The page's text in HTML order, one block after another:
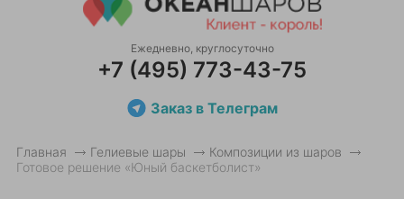
Ежедневно, круглосуточно
+7 (495) 773-43-75
Заказ в Телеграм
Главная Гелиевые шары
Композиции из шаров
Готовое решение «Юный баскетболист»